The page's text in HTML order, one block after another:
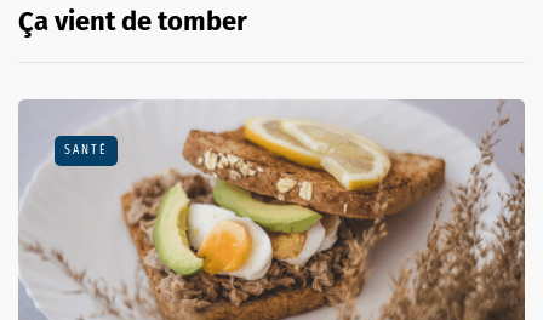
Ça vient de tomber
SANTÉ